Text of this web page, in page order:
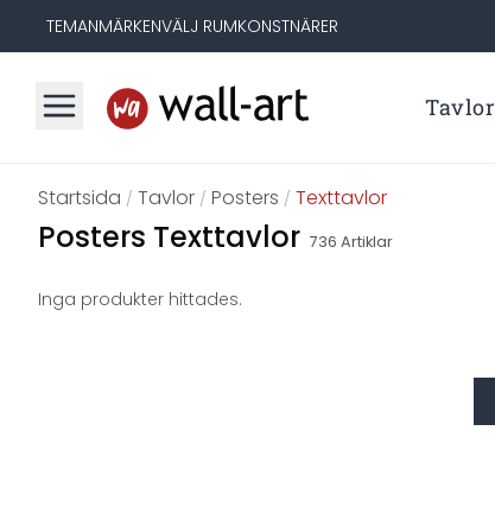
TEMANMÄRKENVÄLJ RUMKONSTNÄRER
Tavlor
Startsida /Tavlor / Posters /Texttavlor
Posters Texttavlor 736 Artiklar
Inga produkter hittades.